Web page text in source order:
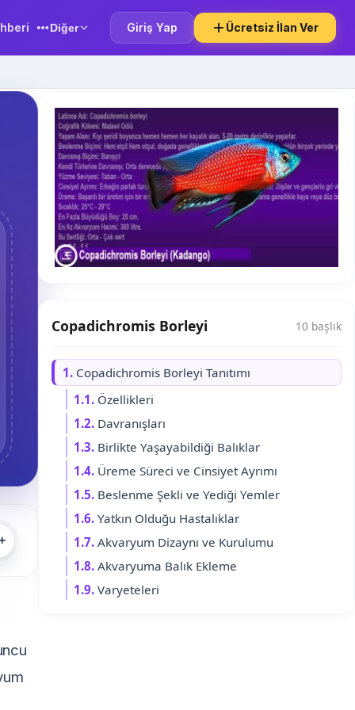
Diğer Giriş Yap Ücretsiz İlan Ver
Copadichromis Borleyi 10 başlık
1. Copadichromis Borleyi Tanıtımı
1.1. Özellikleri
1.2. Davranışları
1.3. Birlikte Yaşayabildiği Balıklar
1.4. Üreme Süreci ve Cinsiyet Ayrımı
1.5. Beslenme Şekli ve Yediği Yemler
1.6. Yatkın Olduğu Hastalıklar
1.7. Akvaryum Dizaynı ve Kurulumu
1.8. Akvaryuma Balık Ekleme
1.9. Varyeteleri